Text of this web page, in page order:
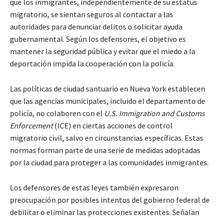
migratorio, se sientan seguros al contactar a las
autoridades para denunciar delitos o solicitar ayuda
gubernamental. Según los defensores, el objetivo es
mantener la seguridad pública y evitar que el miedo a la
deportación impida la cooperación con la policía.
Las políticas de ciudad santuario en Nueva York establecen
que las agencias municipales, incluido el departamento de
policía, no colaboren con el U.S. Immigration and Customs
Enforcement(ICE) en ciertas acciones de control
migratorio civil, salvo en circunstancias específicas. Estas
normas forman parte de una serie de medidas adoptadas
por la ciudad para proteger a las comunidades inmigrantes.
Los defensores de estas leyes también expresaron
preocupación por posibles intentos del gobierno federal de
debilitar o eliminar las protecciones existentes. Señalan